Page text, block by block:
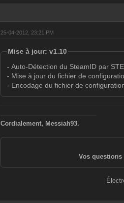
25-04-2012, 23:21 PM
Mise à jour: v1.10
- Auto-Détection du SteamID par
- Mise à jour du fichier de
- Encodage du fichier de
———————————————
Cordialement, Messiah93.
Vos questions